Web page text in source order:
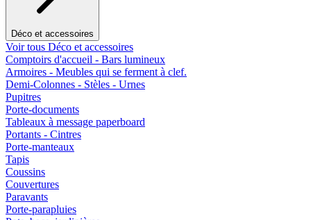
Déco et accessoires
Voir tous Déco et accessoires
Comptoirs d'accueil - Bars lumineux
Armoires - Meubles qui se ferment à clef.
Demi-Colonnes - Stèles - Urnes
Pupitres
Porte-documents
Tableaux à message paperboard
Portants - Cintres
Porte-manteaux
Tapis
Coussins
Couvertures
Paravants
Porte-parapluies